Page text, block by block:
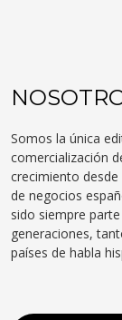
Somos la única
comercialización
crecimiento
de negocios
sido siempre
generaciones,
países de habla